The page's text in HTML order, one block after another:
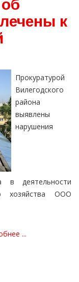
к
Прокуратурой
Вилегодского
района
выявлены
нарушения
в деятельности
хозяйства ООО
...